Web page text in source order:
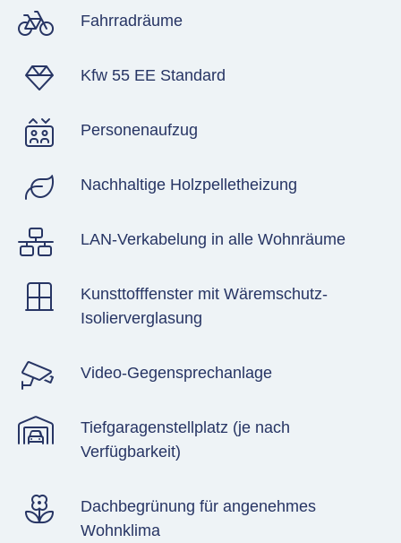
Fahrradräume
Kfw 55 EE Standard
Personenaufzug
Nachhaltige Holzpelletheizung
LAN-Verkabelung in alle Wohnräume
Kunsttofffenster mit Wäremschutz-
Isolierverglasung
Video-Gegensprechanlage
Tiefgaragenstellplatz (je nach
Verfügbarkeit)
Dachbegrünung für angenehmes
Wohnklima